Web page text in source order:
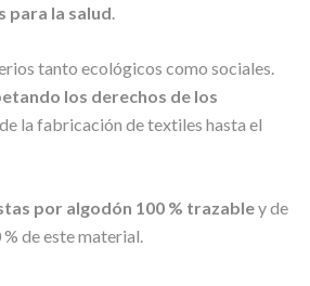
para la salud
tanto ecológicos como sociales.
los derechos de los
la fabricación de textiles hasta el
por algodón 100 % trazabley de
de este material.